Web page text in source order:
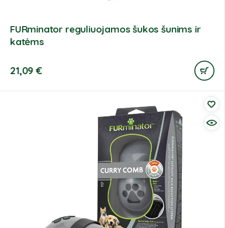
FURminator reguliuojamos šukos šunims ir
katėms
21,09€